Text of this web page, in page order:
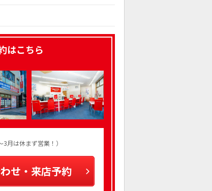
はこちら
月は休まず営業！）
せ・来店予約